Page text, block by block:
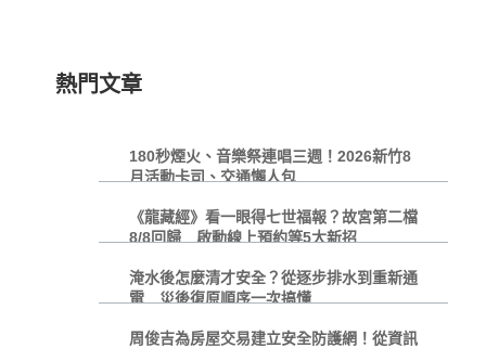
熱門文章
180秒煙火、音樂祭連唱三週！2026新竹8
月活動卡司、交通懶人包
《龍藏經》看一眼得七世福報？故宮第二檔
8/8回歸 啟動線上預約等5大新招
淹水後怎麼清才安全？從逐步排水到重新通
電 災後復原順序一次搞懂
周俊吉為房屋交易建立安全防護網！從資訊